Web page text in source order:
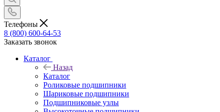
Телефоны
8 (800) 600-64-53
Заказать звонок
Каталог
Назад
Каталог
Роликовые подшипники
Шариковые подшипники
Подшипниковые узлы